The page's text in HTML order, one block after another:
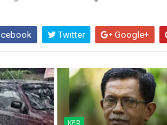
Twitter Google+
KER